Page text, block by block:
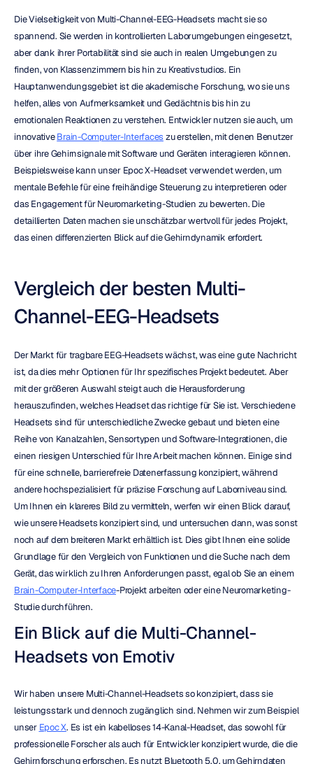
Die Vielseitigkeit von Multi-Channel-EEG-Headsets macht sie so
spannend. Sie werden in kontrollierten Laborumgebungen eingesetzt,
aber dank ihrer Portabilität sind sie auch in realen Umgebungen zu
finden, von Klassenzimmern bis hin zu Kreativstudios. Ein
Hauptanwendungsgebiet ist die akademische Forschung, wo sie uns
helfen, alles von Aufmerksamkeit und Gedächtnis bis hin zu
emotionalen Reaktionen zu verstehen. Entwickler nutzen sie auch, um
innovative Brain-Computer-Interfaces zu erstellen, mit denen Benutzer
über ihre Gehirnsignale mit Software und Geräten interagieren können.
Beispielsweise kann unser Epoc X-Headset verwendet werden, um
mentale Befehle für eine freihändige Steuerung zu interpretieren oder
das Engagement für Neuromarketing-Studien zu bewerten. Die
detaillierten Daten machen sie unschätzbar wertvoll für jedes Projekt,
das einen differenzierten Blick auf die Gehirndynamik erfordert.
Vergleich der besten Multi-
Channel-EEG-Headsets
Der Markt für tragbare EEG-Headsets wächst, was eine gute Nachricht
ist, da dies mehr Optionen für Ihr spezifisches Projekt bedeutet. Aber
mit der größeren Auswahl steigt auch die Herausforderung
herauszufinden, welches Headset das richtige für Sie ist. Verschiedene
Headsets sind für unterschiedliche Zwecke gebaut und bieten eine
Reihe von Kanalzahlen, Sensortypen und Software-Integrationen, die
einen riesigen Unterschied für Ihre Arbeit machen können. Einige sind
für eine schnelle, barrierefreie Datenerfassung konzipiert, während
andere hochspezialisiert für präzise Forschung auf Laborniveau sind.
Um Ihnen ein klareres Bild zu vermitteln, werfen wir einen Blick darauf,
wie unsere Headsets konzipiert sind, und untersuchen dann, was sonst
noch auf dem breiteren Markt erhältlich ist. Dies gibt Ihnen eine solide
Grundlage für den Vergleich von Funktionen und die Suche nach dem
Gerät, das wirklich zu Ihren Anforderungen passt, egal ob Sie an einem
Brain-Computer-Interface-Projekt arbeiten oder eine Neuromarketing-
Studie durchführen.
Ein Blick auf die Multi-Channel-
Headsets von Emotiv
Wir haben unsere Multi-Channel-Headsets so konzipiert, dass sie
leistungsstark und dennoch zugänglich sind. Nehmen wir zum Beispiel
unser Epoc X. Es ist ein kabelloses 14-Kanal-Headset, das sowohl für
professionelle Forscher als auch für Entwickler konzipiert wurde, die die
Gehirnforschung erforschen. Es nutzt Bluetooth 5.0, um Gehirndaten